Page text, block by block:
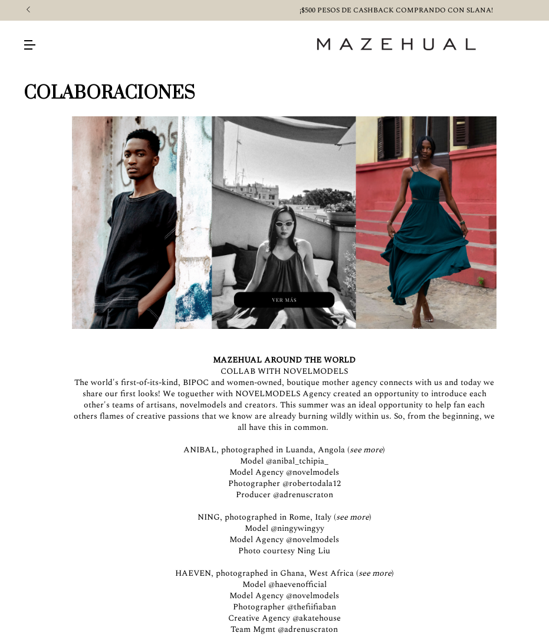
¡$500 PESOS DE CASHBACK COMPRANDO CON SLANA!
COLABORACIONES
MAZEHUAL AROUND THE WORLD
COLLAB WITH NOVELMODELS
The world's first-of-its-kind, BIPOC and women-owned, boutique mother agency connects with us and today we
share our first looks! We toguether with NOVELMODELS Agency created an opportunity to introduce each
other's teams of artisans, novelmodels and creators. This summer was an ideal opportunity to help fan each
others flames of creative passions that we know are already burning wildly within us. So, from the beginning, we
all have this in common.
ANIBAL, photographed in Luanda, Angola (see more)
Model @anibal_tchipia_
Model Agency @novelmodels
Photographer @robertodala12
Producer @adrenuscraton
NING, photographed in Rome, Italy (see more)
Model @ningywingyy
Model Agency @novelmodels
Photo courtesy Ning Liu
HAEVEN, photographed in Ghana, West Africa (see more)
Model @haevenofficial
Model Agency @novelmodels
Photographer @thefiifiaban
Creative Agency @akatehouse
Team Mgmt @adrenuscraton